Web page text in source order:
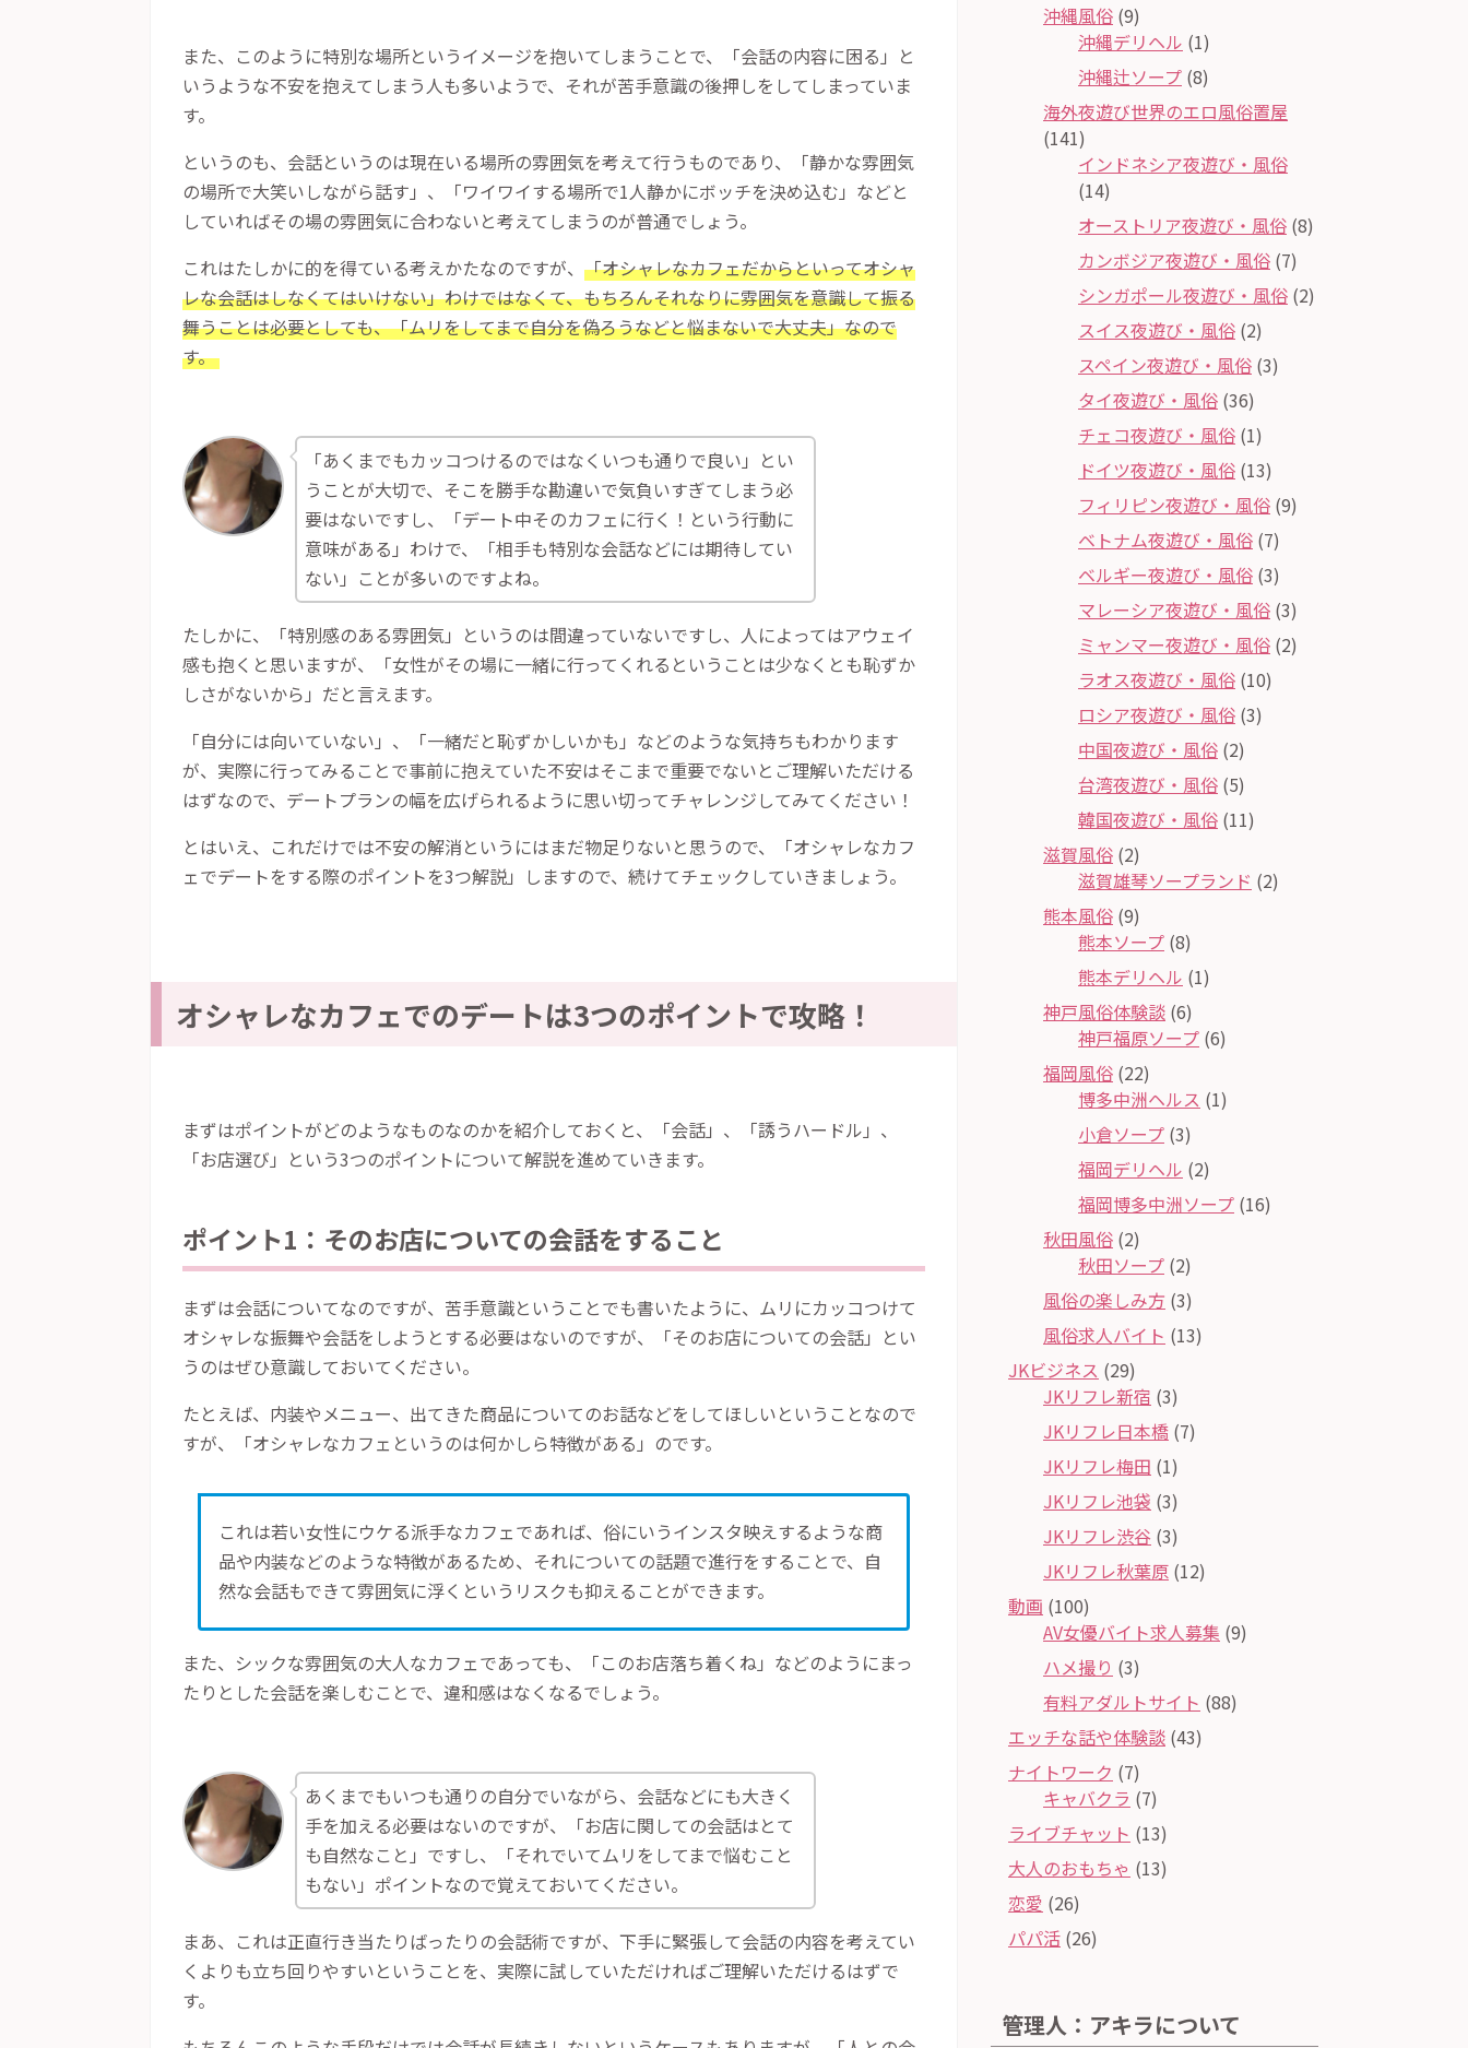
また、このように特別な場所というイメージを抱いてしまうことで、「会話の内容に困る」と
いうような不安を抱えてしまう人も多いようで、それが苦手意識の後押しをしてしまっていま
す。
というのも、会話というのは現在いる場所の雰囲気を考えて行うものであり、「静かな雰囲気
の場所で大笑いしながら話す」、「ワイワイする場所で1人静かにボッチを決め込む」などと
していればその場の雰囲気に合わないと考えてしまうのが普通でしょう。
これはたしかに的を得ている考えかたなのですが、 「オシャレなカフェだからといってオシャ
レな会話はしなくてはいけない」わけではなくて、もちろんそれなりに雰囲気を意識して振る
舞うことは必要としても、「ムリをしてまで自分を偽ろうなどと悩まないで大丈夫」なので
す。
「あくまでもカッコつけるのではなくいつも通りで良い」とい
うことが大切で、そこを勝手な勘違いで気負いすぎてしまう必
要はないですし、「デート中そのカフェに行く！という行動に
意味がある」わけで、「相手も特別な会話などには期待してい
ない」ことが多いのですよね。
たしかに、「特別感のある雰囲気」というのは間違っていないですし、人によってはアウェイ
感も抱くと思いますが、「女性がその場に一緒に行ってくれるということは少なくとも恥ずか
しさがないから」だと言えます。
「自分には向いていない」、「一緒だと恥ずかしいかも」などのような気持ちもわかります
が、実際に行ってみることで事前に抱えていた不安はそこまで重要でないとご理解いただける
はずなので、デートプランの幅を広げられるように思い切ってチャレンジしてみてください！
とはいえ、これだけでは不安の解消というにはまだ物足りないと思うので、「オシャレなカフ
ェでデートをする際のポイントを3つ解説」しますので、続けてチェックしていきましょう。
オシャレなカフェでのデートは3つのポイントで攻略！
まずはポイントがどのようなものなのかを紹介しておくと、「会話」、「誘うハードル」、
「お店選び」という3つのポイントについて解説を進めていきます。
ポイント1 ：そのお店についての会話をすること
まずは会話についてなのですが、苦手意識ということでも書いたように、ムリにカッコつけて
オシャレな振舞や会話をしようとする必要はないのですが、「そのお店についての会話」とい
うのはぜひ意識しておいてください。
たとえば、内装やメニュー、出てきた商品についてのお話などをしてほしいということなので
すが、「オシャレなカフェというのは何かしら特徴がある」のです。
これは若い女性にウケる派手なカフェであれば、俗にいうインスタ映えするような商
品や内装などのような特徴があるため、それについての話題で進行をすることで、自
然な会話もできて雰囲気に浮くというリスクも抑えることができます。
また、シックな雰囲気の大人なカフェであっても、「このお店落ち着くね」などのようにまっ
たりとした会話を楽しむことで、違和感はなくなるでしょう。
あくまでもいつも通りの自分でいながら、会話などにも大きく
手を加える必要はないのですが、「お店に関しての会話はとて
も自然なこと」ですし、「それでいてムリをしてまで悩むこと
もない」ポイントなので覚えておいてください。
まあ、これは正直行き当たりばったりの会話術ですが、下手に緊張して会話の内容を考えてい
くよりも立ち回りやすいということを、実際に試していただければご理解いただけるはずで
す。
沖縄風俗 (9)
沖縄デリヘル (1)
沖縄辻ソープ (8)
海外夜遊び世界のエロ風俗置屋
(141)
インドネシア夜遊び・風俗
(14)
オーストリア夜遊び・風俗 (8)
カンボジア夜遊び・風俗 (7)
シンガポール夜遊び・風俗 (2)
スイス夜遊び・風俗 (2)
スペイン夜遊び・風俗 (3)
タイ夜遊び・風俗 (36)
チェコ夜遊び・風俗 (1)
ドイツ夜遊び・風俗 (13)
フィリピン夜遊び・風俗 (9)
ベトナム夜遊び・風俗 (7)
ベルギー夜遊び・風俗 (3)
マレーシア夜遊び・風俗 (3)
ミャンマー夜遊び・風俗 (2)
ラオス夜遊び・風俗 (10)
ロシア夜遊び・風俗 (3)
中国夜遊び・風俗 (2)
台湾夜遊び・風俗 (5)
韓国夜遊び・風俗 (11)
滋賀風俗 (2)
滋賀雄琴ソープランド (2)
熊本風俗 (9)
熊本ソープ (8)
熊本デリヘル (1)
神戸風俗体験談 (6)
神戸福原ソープ (6)
福岡風俗 (22)
博多中洲ヘルス (1)
小倉ソープ (3)
福岡デリヘル (2)
福岡博多中洲ソープ (16)
秋田風俗 (2)
秋田ソープ (2)
風俗の楽しみ方 (3)
風俗求人バイト (13)
JKビジネス (29)
JKリフレ新宿 (3)
JKリフレ日本橋 (7)
JKリフレ梅田 (1)
JKリフレ池袋 (3)
JKリフレ渋谷 (3)
JKリフレ秋葉原 (12)
動画 (100)
AV女優バイト求人募集 (9)
ハメ撮り (3)
有料アダルトサイト (88)
エッチな話や体験談 (43)
ナイトワーク (7)
キャバクラ (7)
ライブチャット (13)
大人のおもちゃ (13)
恋愛 (26)
パパ活 (26)
管理人：アキラについて